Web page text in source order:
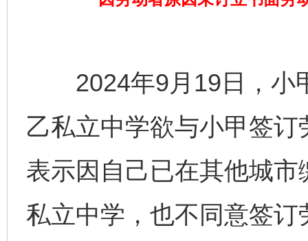
2024年9月19日，小
乙私立中学欲与小甲签
表示因自己已在其他城
私立中学，也不同意签